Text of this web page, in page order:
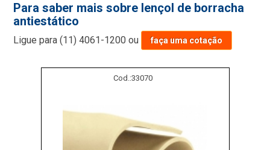
Para saber mais sobre lençol de borracha
antiestático
Ligue para(11) 4061-1200 ou faça uma cotação
Cod.:33070